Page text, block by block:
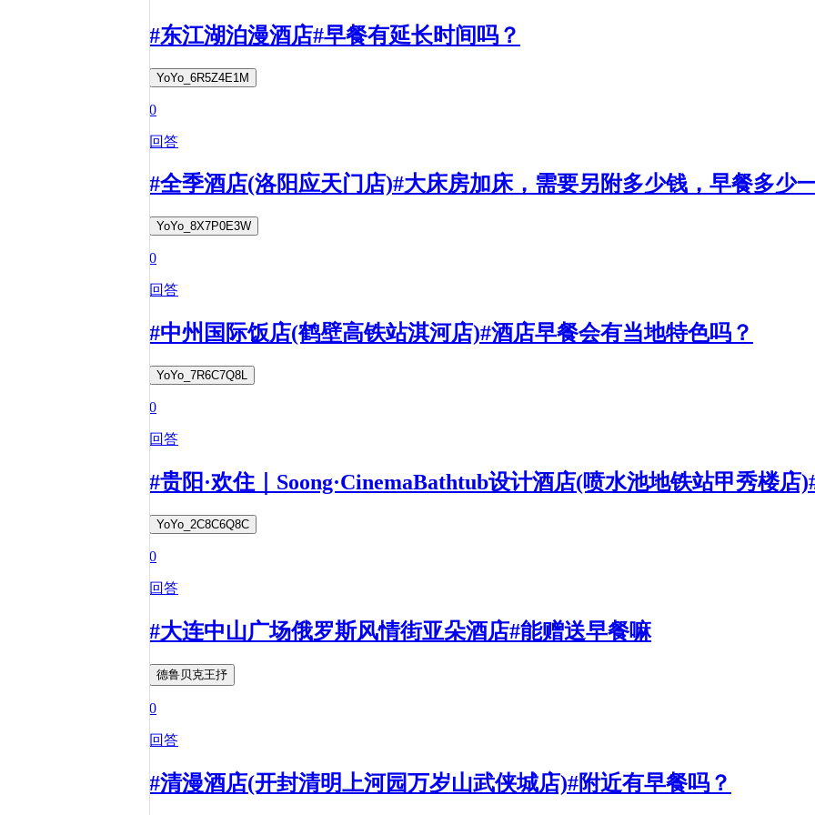
#东江湖泊漫酒店#早餐有延长时间吗？
YoYo_6R5Z4E1M
0
回答
#全季酒店(洛阳应天门店)#大床房加床，需要另附多少钱，早餐多少
YoYo_8X7P0E3W
0
回答
#中州国际饭店(鹤壁高铁站淇河店)#酒店早餐会有当地特色吗？
YoYo_7R6C7Q8L
0
回答
#贵阳·欢住｜Soong·CinemaBathtub设计酒店(喷水池地铁站甲秀楼店
YoYo_2C8C6Q8C
0
回答
#大连中山广场俄罗斯风情街亚朵酒店#能赠送早餐嘛
德鲁贝克王抒
0
回答
#清漫酒店(开封清明上河园万岁山武侠城店)#附近有早餐吗？